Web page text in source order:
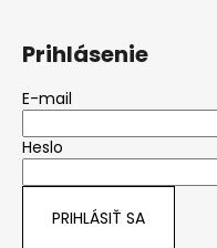
Prihlásenie
E-mail
Heslo
PRIHLÁSIŤ SA